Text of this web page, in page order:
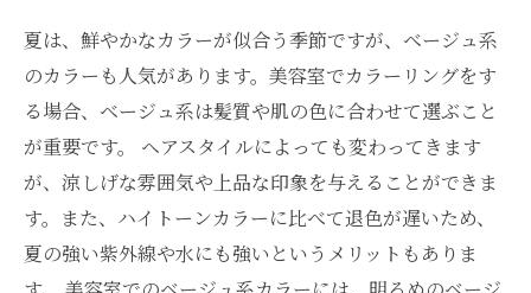
夏は、鮮やかなカラーが似合う季節ですが、ベージュ系
のカラーも人気があります。美容室でカラーリングをす
る場合、ベージュ系は髪質や肌の色に合わせて選ぶこと
が重要です。 ヘアスタイルによっても変わってきます
が、涼しげな雰囲気や上品な印象を与えることができま
す。また、ハイトーンカラーに比べて退色が遅いため、
夏の強い紫外線や水にも強いというメリットもありま